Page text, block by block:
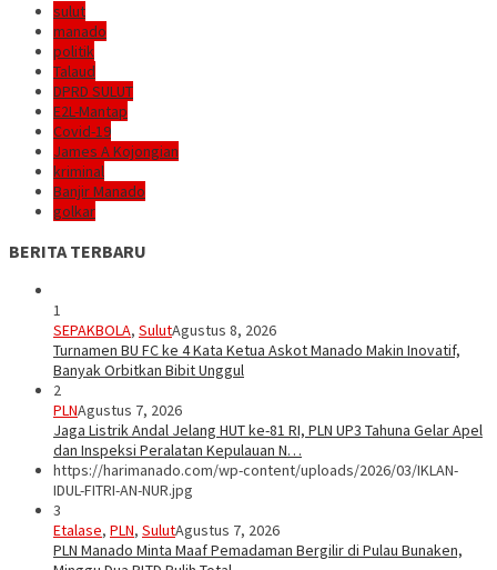
sulut
manado
politik
Talaud
DPRD SULUT
E2L-Mantap
Covid-19
James A Kojongian
kriminal
Banjir Manado
golkar
BERITA TERBARU
1
SEPAKBOLA, SulutAgustus 8, 2026
Turnamen BU FC ke 4 Kata Ketua Askot Manado Makin Inovatif,
Banyak Orbitkan Bibit Unggul
2
PLNAgustus 7, 2026
Jaga Listrik Andal Jelang HUT ke-81 RI, PLN UP3 Tahuna Gelar Apel
dan Inspeksi Peralatan Kepulauan N…
https://harimanado.com/wp-content/uploads/2026/03/IKLAN-
IDUL-FITRI-AN-NUR.jpg
3
Etalase, PLN, SulutAgustus 7, 2026
PLN Manado Minta Maaf Pemadaman Bergilir di Pulau Bunaken,